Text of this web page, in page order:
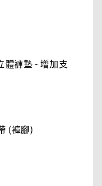
體褲墊 - 增加支
(褲腳)